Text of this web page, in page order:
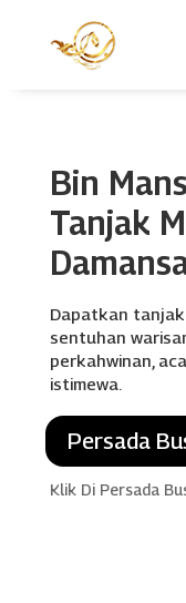
Bin
Tanjak
Dapatkan
sentuhan
perkahwinan,
istimewa.
Persada
Klik Di Persada